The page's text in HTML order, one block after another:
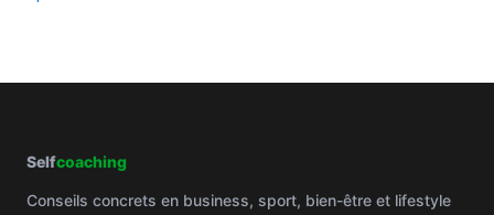
Selfcoaching
Conseils concrets en business, sport, bien-être et lifestyle